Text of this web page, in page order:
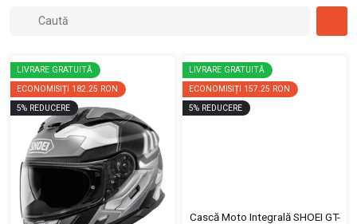
LIVRARE GRATUITĂ
ECONOMISIȚI 182.25 RON
5% REDUCERE
LIVRARE GRATUITĂ
ECONOMISIȚI 157.25 RON
5% REDUCERE
Cască Moto Integrală SHOEI GT-